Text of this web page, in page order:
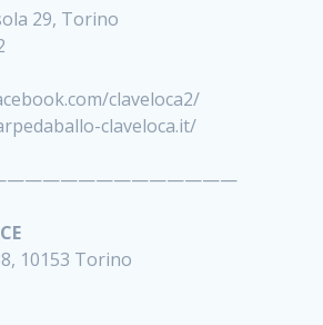
29, Torino
claveloca2/
claveloca.it/
10153 Torino